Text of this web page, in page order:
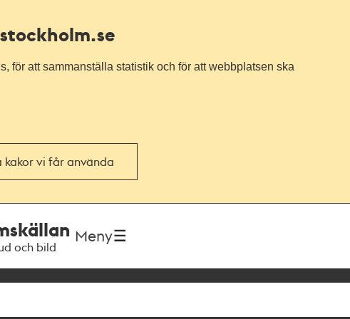
för att sammanställa statistik och för att webbplatsen ska
kakor vi får använda
och bild
Meny